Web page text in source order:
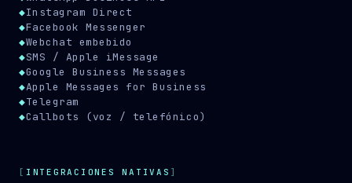
◆Instagram Direct
◆Facebook Messenger
◆Webchat embebido
◆SMS / Apple iMessage
◆Google Business Messages
◆Apple Messages for Business
◆Telegram
◆Callbots (voz / telefónico)
INTEGRACIONES NATIVAS